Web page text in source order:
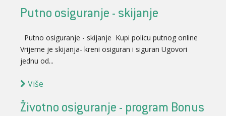
Putno osiguranje - skijanje
Putno osiguranje - skijanje Kupi policu putnog online
Vrijeme je skijanja- kreni osiguran i siguran Ugovori
jednu od...
Više
Životno osiguranje - program Bonus